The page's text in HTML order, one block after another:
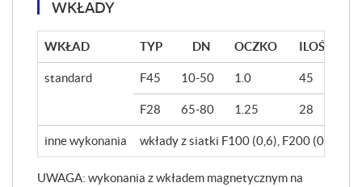
WKŁADY
WKŁAD TYP DN OCZKO ILOŚĆ
standard F45 10-50 1.0 45
F28 65-80 1.25 28
inne wykonania wkłady z siatki F100 (0,6), F200 (0,5),
UWAGA: wykonania z wkładem magnetycznym na